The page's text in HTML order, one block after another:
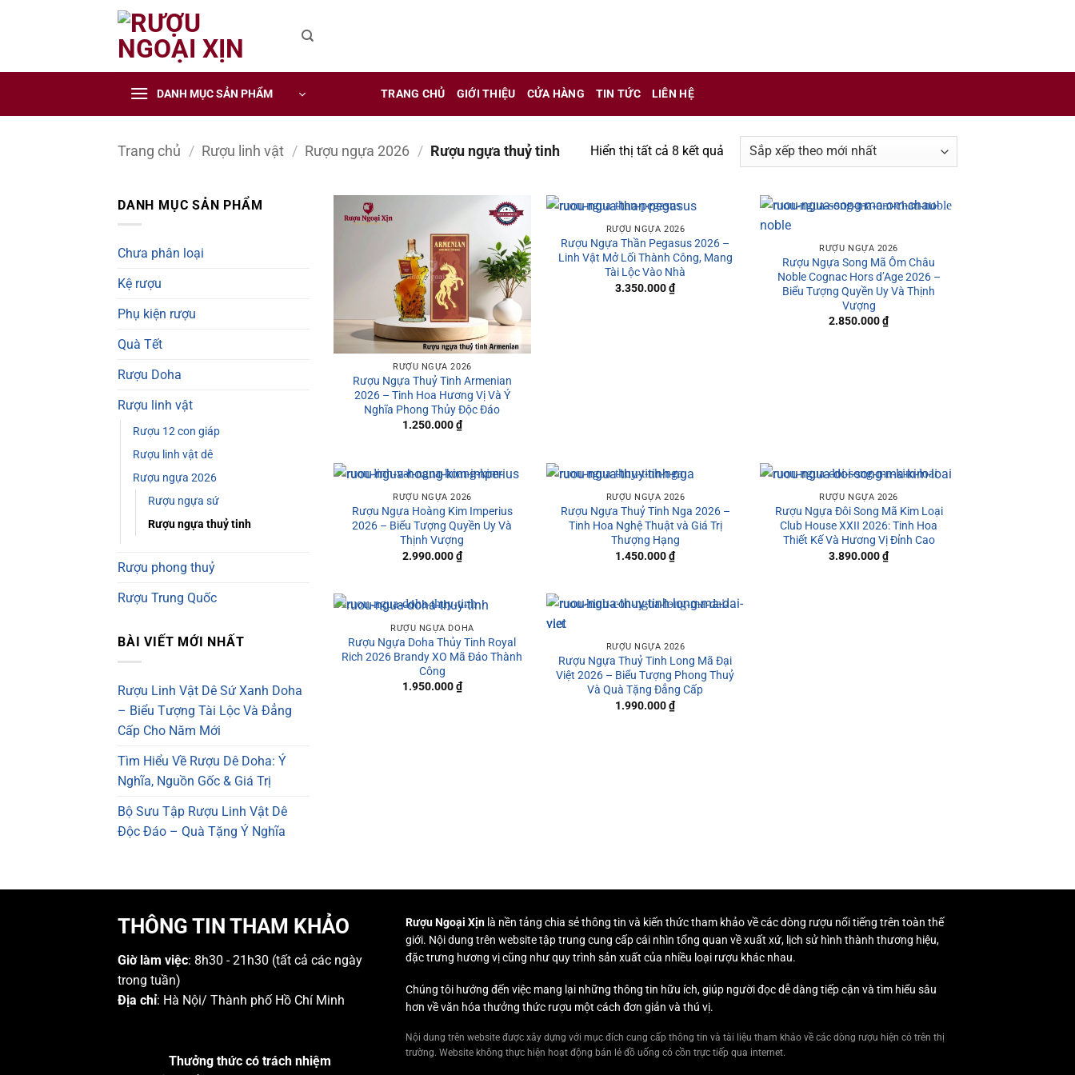
ruoungoaixin.com không mua bán rượu qua mạng internet, website chỉ là kênh giới thiệu thông tin các sản phẩm từ những công ty sản xuất rượu uy tín trên thế giới.
Các sản phẩm rượu không dành cho người dưới 18 tuổi và phụ nữ đang mang thai.
Bạn có chắc chắn bạn muốn tiếp tục truy cập trang web hay không?
dung
DANH MỤC SẢN PHẨM TRANG CHỦ GIỚI THIỆU CỬA HÀNG TIN TỨC LIÊN HỆ
Trang chủ / Rượu linh vật / Rượu ngựa 2026 / Rượu ngựa thuỷ tinh Hiển thị tất cả 8 kết quảĐã
sắp
DANH MỤC SẢN PHẨM
Chưa phân loại
Kệ rượu
Phụ kiện rượu
Quà Tết
Rượu Doha
Rượu linh vật
Rượu 12 con giáp
Rượu linh vật dê
Rượu ngựa 2026
Rượu ngựa sứ
Rượu ngựa thuỷ tinh
Rượu phong thuỷ
Rượu Trung Quốc
BÀI VIẾT MỚI NHẤT
Rượu Linh Vật Dê Sứ Xanh Doha
– Biểu Tượng Tài Lộc Và Đẳng
Cấp Cho Năm Mới
Tìm Hiểu Về Rượu Dê Doha: Ý
Nghĩa, Nguồn Gốc & Giá Trị
Bộ Sưu Tập Rượu Linh Vật Dê
Độc Đáo – Quà Tặng Ý Nghĩa
RƯỢU NGỰA 2026
Rượu Ngựa Thuỷ Tinh Armenian
2026 – Tinh Hoa Hương Vị Và Ý
Nghĩa Phong Thủy Độc Đáo
1.250.000₫
RƯỢU NGỰA 2026
Rượu Ngựa Thần Pegasus 2026 –
Linh Vật Mở Lối Thành Công, Mang
Tài Lộc Vào Nhà
3.350.000₫
RƯỢU NGỰA 2026
Rượu Ngựa Song Mã Ôm Châu
Noble Cognac Hors d’Age 2026 –
Biểu Tượng Quyền Uy Và Thịnh
Vượng
2.850.000₫
RƯỢU NGỰA 2026
Rượu Ngựa Hoàng Kim Imperius
2026 – Biểu Tượng Quyền Uy Và
Thịnh Vượng
2.990.000₫
RƯỢU NGỰA 2026
Rượu Ngựa Thuỷ Tinh Nga 2026 –
Tinh Hoa Nghệ Thuật và Giá Trị
Thượng Hạng
1.450.000₫
RƯỢU NGỰA 2026
Rượu Ngựa Đôi Song Mã Kim Loại
Club House XXII 2026: Tinh Hoa
Thiết Kế Và Hương Vị Đỉnh Cao
3.890.000₫
RƯỢU NGỰA DOHA
Rượu Ngựa Doha Thủy Tinh Royal
Rich 2026 Brandy XO Mã Đáo Thành
Công
1.950.000₫
RƯỢU NGỰA 2026
Rượu Ngựa Thuỷ Tinh Long Mã Đại
Việt 2026 – Biểu Tượng Phong Thuỷ
Và Quà Tặng Đẳng Cấp
1.990.000₫
THÔNG TIN THAM KHẢO
Giờ làm việc: 8h30 - 21h30 (tất cả các ngày
trong tuần)
Địa chỉ: Hà Nội/ Thành phố Hồ Chí Minh
Thưởng thức có trách nhiệm
Rượu Ngoại Xịn là nền tảng chia sẻ thông tin và kiến thức tham khảo về các dòng rượu nổi tiếng trên toàn thế
giới. Nội dung trên website tập trung cung cấp cái nhìn tổng quan về xuất xứ, lịch sử hình thành thương hiệu,
đặc trưng hương vị cũng như quy trình sản xuất của nhiều loại rượu khác nhau.
Chúng tôi hướng đến việc mang lại những thông tin hữu ích, giúp người đọc dễ dàng tiếp cận và tìm hiểu sâu
hơn về văn hóa thưởng thức rượu một cách đơn giản và thú vị.
Nội dung trên website được xây dựng với mục đích cung cấp thông tin và tài liệu tham khảo về các dòng rượu hiện có trên thị
trường. Website không thực hiện hoạt động bán lẻ đồ uống có cồn trực tiếp qua internet.